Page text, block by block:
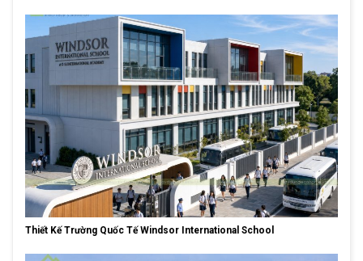
Thiết Kế Trường Quốc Tế Windsor International School